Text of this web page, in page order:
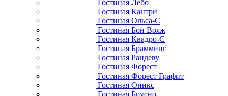
Гостиная Лебо
Гостиная Кантри
Гостиная Ольса-С
Гостиная Бон Вояж
Гостиная Квадро-С
Гостиная Брамминг
Гостиная Рандеву
Гостиная Форест
Гостиная Форест Графит
Гостиная Оникс
Гостиная Брусно